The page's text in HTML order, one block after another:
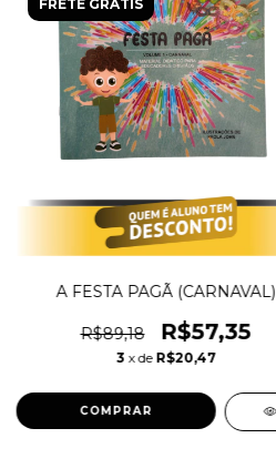
FRETE GRÁTIS
A FESTA PAGÃ (CARNAVAL)
R$89,18 R$57,35
3 x de R$20,47